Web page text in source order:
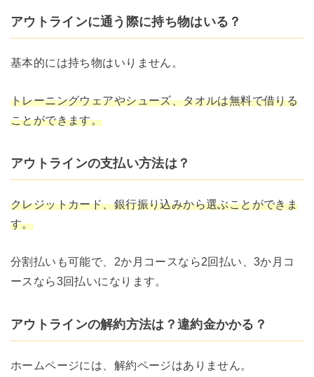
アウトラインに通う際に持ち物はいる？
基本的には持ち物はいりません。
トレーニングウェアやシューズ、タオルは無料で借りる
ことができます。
アウトラインの支払い方法は？
クレジットカード、銀行振り込みから選ぶことができま
す。
分割払いも可能で、2か月コースなら2回払い、3か月コ
ースなら3回払いになります。
アウトラインの解約方法は？違約金かかる？
ホームページには、解約ページはありません。